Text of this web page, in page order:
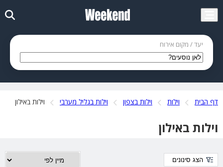
יעד / מקום אירוח
דף הבית וילות וילות בצפון וילות בגליל מערבי וילות באילון
וילות באילון
הצג סינונים